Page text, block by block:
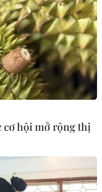
lớp
Nam
cơ hội mở rộng thị